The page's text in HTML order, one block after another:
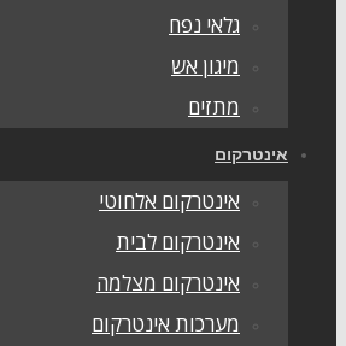
גלאי נפח
מיגון אש
מתזים
אינטרקום
אינטרקום אלחוטי
אינטרקום לבית
אינטרקום מצלמה
מערכות אינטרקום